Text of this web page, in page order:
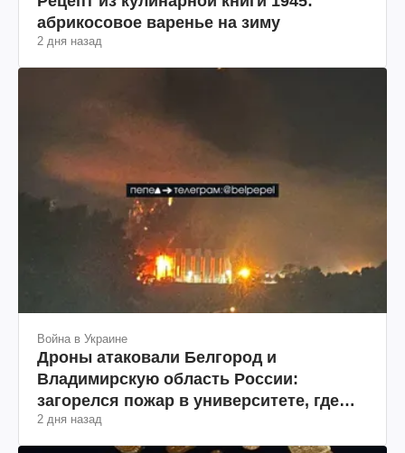
абрикосовое варенье на зиму
2 дня назад
Война в Украине
Дроны атаковали Белгород и
Владимирскую область России:
загорелся пожар в университете, где
разрабатывали дроны и состав
Wildberries (фото, видео)
2 дня назад